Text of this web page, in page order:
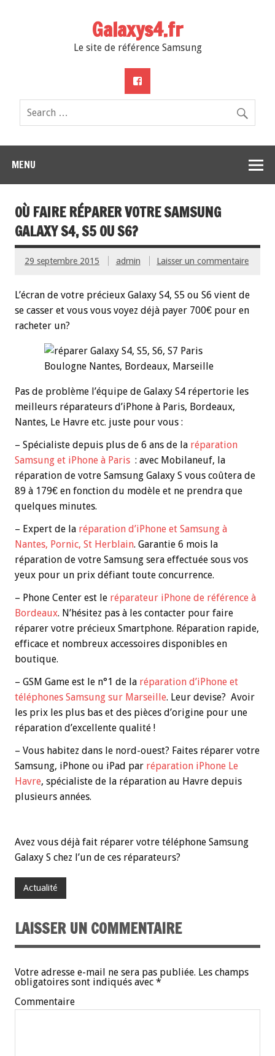
Galaxys4.fr
Le site de référence Samsung
MENU
OÙ FAIRE RÉPARER VOTRE SAMSUNG
GALAXY S4, S5 OU S6?
29 septembre 2015 admin Laisser un commentaire
L’écran de votre précieux Galaxy S4, S5 ou S6 vient de
se casser et vous vous voyez déjà payer 700€ pour en
racheter un?
Pas de problème l’équipe de Galaxy S4 répertorie les
meilleurs réparateurs d’iPhone à Paris, Bordeaux,
Nantes, Le Havre etc. juste pour vous :
– Spécialiste depuis plus de 6 ans de la réparation
Samsung et iPhone à Paris : avec Mobilaneuf, la
réparation de votre Samsung Galaxy S vous coûtera de
89 à 179€ en fonction du modèle et ne prendra que
quelques minutes.
– Expert de la réparation d’iPhone et Samsung à
Nantes, Pornic, St Herblain. Garantie 6 mois la
réparation de votre Samsung sera effectuée sous vos
yeux pour un prix défiant toute concurrence.
– Phone Center est le réparateur iPhone de référence à
Bordeaux. N’hésitez pas à les contacter pour faire
réparer votre précieux Smartphone. Réparation rapide,
efficace et nombreux accessoires disponibles en
boutique.
– GSM Game est le n°1 de la réparation d’iPhone et
téléphones Samsung sur Marseille. Leur devise? Avoir
les prix les plus bas et des pièces d’origine pour une
réparation d’excellente qualité !
– Vous habitez dans le nord-ouest? Faites réparer votre
Samsung, iPhone ou iPad par réparation iPhone Le
Havre, spécialiste de la réparation au Havre depuis
plusieurs années.
Avez vous déjà fait réparer votre téléphone Samsung
Galaxy S chez l’un de ces réparateurs?
Actualité
LAISSER UN COMMENTAIRE
Votre adresse e-mail ne sera pas publiée. Les champs
obligatoires sont indiqués avec *
Commentaire